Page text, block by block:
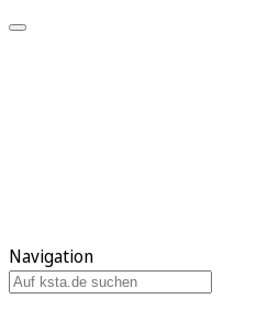
Navigation